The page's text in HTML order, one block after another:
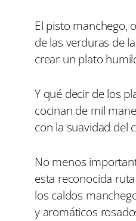
El pisto manchego,
de las verduras de
crear un plato
Y qué decir de los
cocinan de mil
con la suavidad del
No menos
esta reconocida
los caldos
y aromáticos